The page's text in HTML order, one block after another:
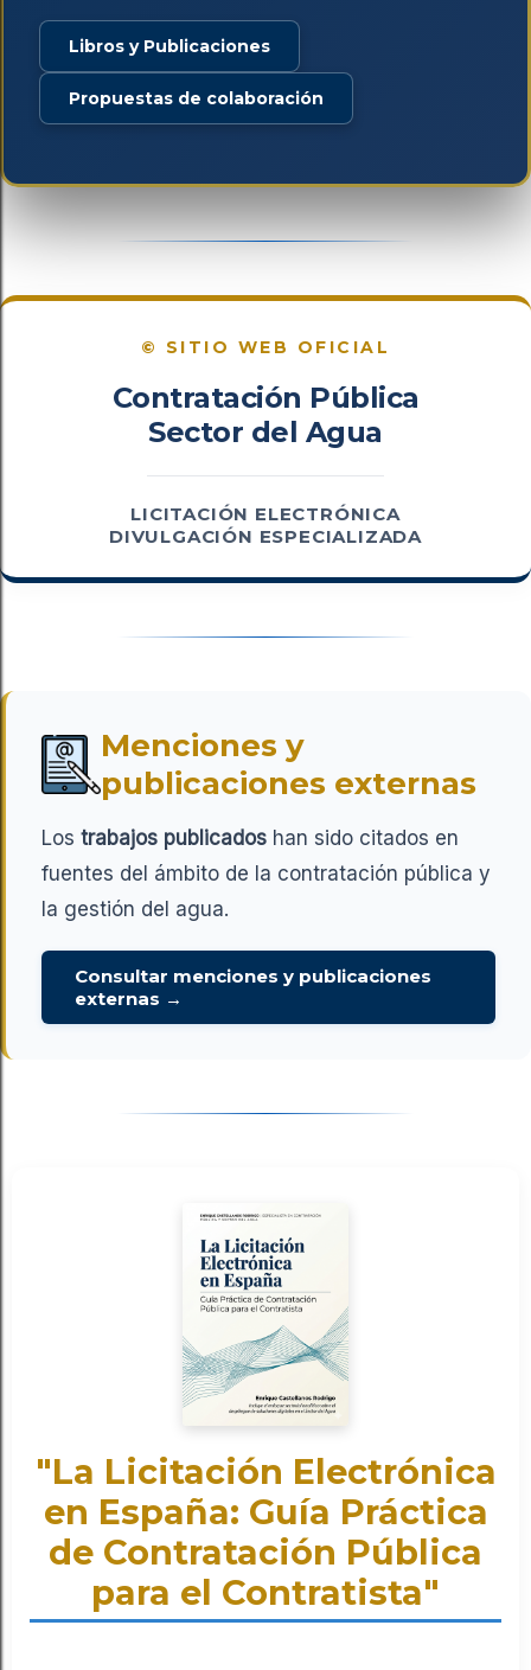
Libros y Publicaciones
Propuestas de colaboración
© SITIO WEB OFICIAL
Contratación Pública
Sector del Agua
LICITACIÓN ELECTRÓNICA
DIVULGACIÓN ESPECIALIZADA
Menciones y
publicaciones externas
Los trabajos publicados han sido citados en
fuentes del ámbito de la contratación pública y
la gestión del agua.
Consultar menciones y publicaciones
externas →
"La Licitación Electrónica
en España: Guía Práctica
de Contratación Pública
para el Contratista"